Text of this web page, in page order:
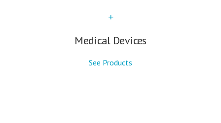
Medical Devices
See Products